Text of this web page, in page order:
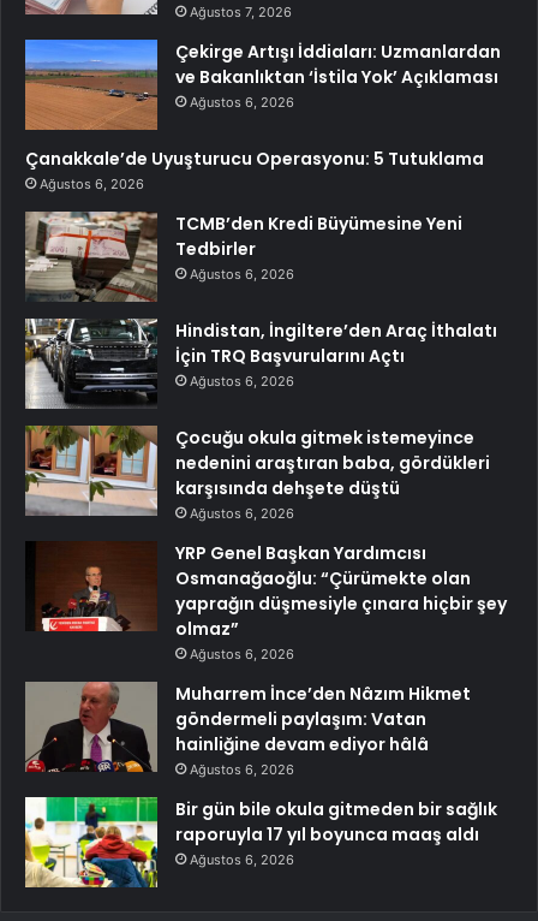
Ağustos 7, 2026
Çekirge Artışı İddiaları: Uzmanlardan
ve Bakanlıktan ‘İstila Yok’ Açıklaması
Ağustos 6, 2026
Çanakkale’de Uyuşturucu Operasyonu: 5 Tutuklama
Ağustos 6, 2026
TCMB’den Kredi Büyümesine Yeni
Tedbirler
Ağustos 6, 2026
Hindistan, İngiltere’den Araç İthalatı
İçin TRQ Başvurularını Açtı
Ağustos 6, 2026
Çocuğu okula gitmek istemeyince
nedenini araştıran baba, gördükleri
karşısında dehşete düştü
Ağustos 6, 2026
YRP Genel Başkan Yardımcısı
Osmanağaoğlu: “Çürümekte olan
yaprağın düşmesiyle çınara hiçbir şey
olmaz”
Ağustos 6, 2026
Muharrem İnce’den Nâzım Hikmet
göndermeli paylaşım: Vatan
hainliğine devam ediyor hâlâ
Ağustos 6, 2026
Bir gün bile okula gitmeden bir sağlık
raporuyla 17 yıl boyunca maaş aldı
Ağustos 6, 2026